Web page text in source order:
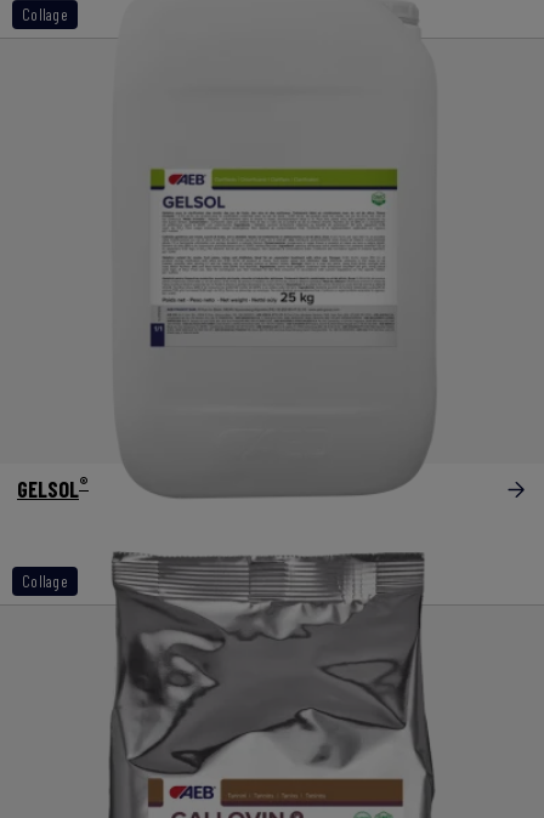
Collage
Collage
GELSOL®